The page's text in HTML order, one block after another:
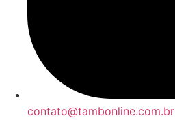
contato@tambonline.com.br